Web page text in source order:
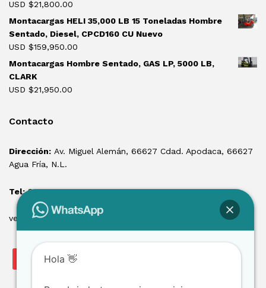
USD $21,800.00
Montacargas HELI 35,000 LB 15 Toneladas Hombre
Sentado, Diesel, CPCD160 CU Nuevo
USD $159,950.00
Montacargas Hombre Sentado, GAS LP, 5000 LB,
CLARK
USD $21,950.00
Contacto
Dirección: Av. Miguel Alemán, 66627 Cdad. Apodaca, 66627
Agua Fría, N.L.
Tel:81 1550 3100
ventas@losmontacargas.mx
Hola 👋